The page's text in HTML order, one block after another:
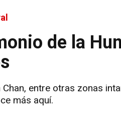
de la
entre otras zonas
más aquí.